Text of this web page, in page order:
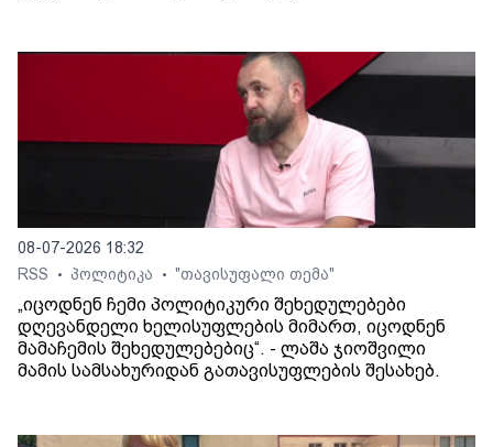
08-07-2026 18:32
RSS
• პოლიტიკა • "თავისუფალი თემა"
„იცოდნენ ჩემი პოლიტიკური შეხედულებები
დღევანდელი ხელისუფლების მიმართ, იცოდნენ
მამაჩემის შეხედულებებიც“. - ლაშა ჯიოშვილი
მამის სამსახურიდან გათავისუფლების შესახებ.